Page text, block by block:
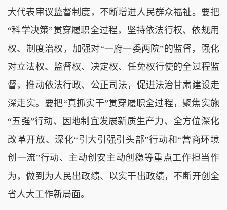
大代表审议监督制度，不断增进人民群众福祉。要把
“科学决策”贯穿履职全过程，坚持依法行权、依规用
权、制度治权，加强对“一府一委两院”的监督，强化
对立法权、监督权、决定权、任免权行使的全过程监
督，推动依法行政、公正司法，促进法治甘肃建设走
深走实。要把“真抓实干”贯穿履职全过程，聚焦实施
“五强”行动、因地制宜发展新质生产力、全方位深化
改革开放、深化“引大引强引头部”行动和“营商环境
创一流”行动、主动创安主动创稳等重点工作担当作
为，做到为人民出政绩、以实干出政绩，不断开创全
省人大工作新局面。